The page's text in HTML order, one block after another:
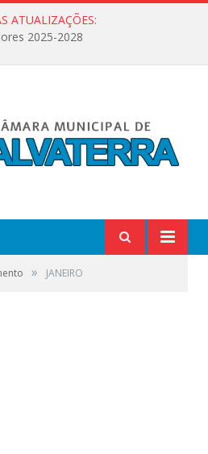
ATUALIZAÇÕES:
2025-2028
» JANEIRO